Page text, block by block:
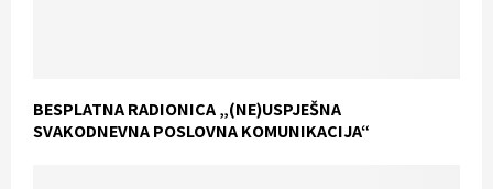
BESPLATNA RADIONICA „(NE)USPJEŠNA
SVAKODNEVNA POSLOVNA KOMUNIKACIJA“